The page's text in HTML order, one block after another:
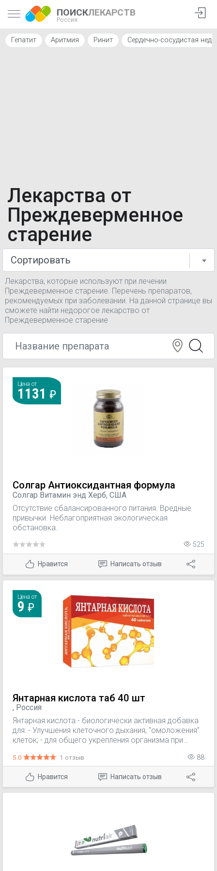
ПОИСКЛЕКАРСТВ
Россия
Гепатит Аритмия Ринит Сердечно-сосудистая
Лекарства от
Преждеверменное
старение
Лекарства, которые используют при лечении
Преждеверменное старение. Перечень препаратов,
рекомендуемых при заболевании. На данной странице вы
сможете найти недорогое лекарство от
Преждеверменное старение
Цена от
1131
Солгар Антиоксидантная формула
Солгар Витамин энд Херб, США
Отсутствие сбалансированного питания. Вредные
привычки. Неблагоприятная экологическая
обстановка.
525
Нравится Написать отзыв
Цена от
9
Янтарная кислота таб 40 шт
, Россия
Янтарная кислота - биологически активная добавка
для: - Улучшения клеточного дыхания, "омоложения"
клеток; - для общего укрепления организма при
сосудистой системы; - для противодействия
воздействию вредных веществ, в том числе –
алкоголя.
5.0 1 отзыв 88
Нравится Написать отзыв